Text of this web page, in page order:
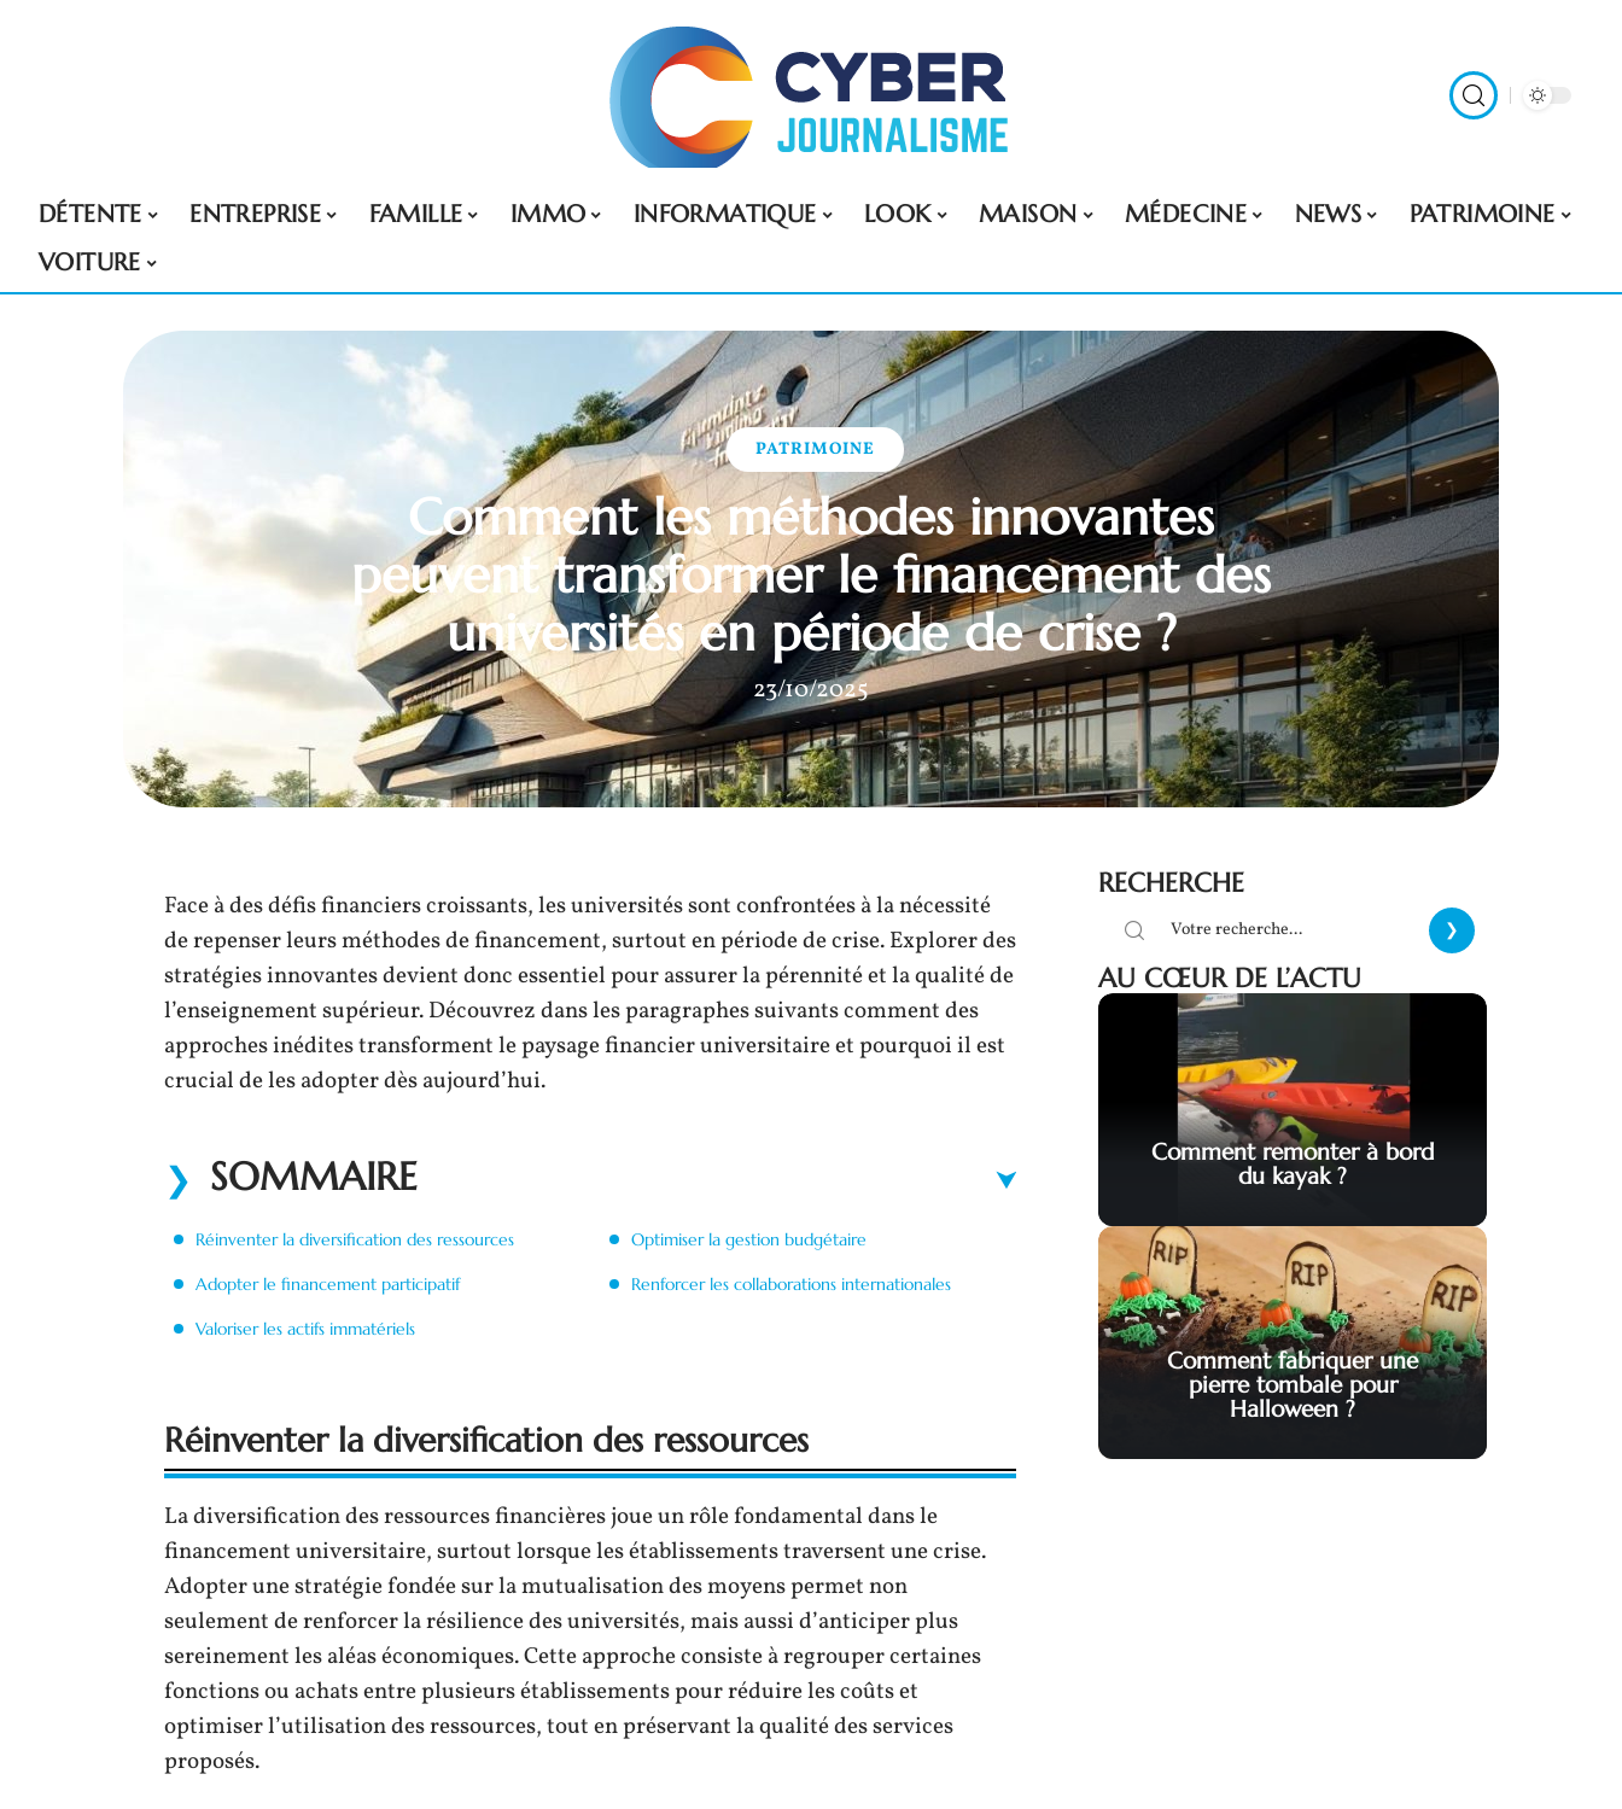
DÉTENTE ENTREPRISE FAMILLE IMMO INFORMATIQUE LOOK MAISON MÉDECINE NEWS
PATRIMOINE
VOITURE
PATRIMOINE
Comment les méthodes innovantes
peuvent transformer le financement des
universités en période de crise ?
23/10/2025
Face à des défis financiers croissants, les universités sont confrontées à la nécessité
de repenser leurs méthodes de financement, surtout en période de crise. Explorer des
stratégies innovantes devient donc essentiel pour assurer la pérennité et la qualité de
l’enseignement supérieur. Découvrez dans les paragraphes suivants comment des
approches inédites transforment le paysage financier universitaire et pourquoi il est
crucial de les adopter dès aujourd’hui.
SOMMAIRE
Réinventer la diversification des ressources
Adopter le financement participatif
Valoriser les actifs immatériels
Optimiser la gestion budgétaire
Renforcer les collaborations internationales
Réinventer la diversification des ressources
La diversification des ressources financières joue un rôle fondamental dans le
financement universitaire, surtout lorsque les établissements traversent une crise.
Adopter une stratégie fondée sur la mutualisation des moyens permet non
seulement de renforcer la résilience des universités, mais aussi d’anticiper plus
sereinement les aléas économiques. Cette approche consiste à regrouper certaines
fonctions ou achats entre plusieurs établissements pour réduire les coûts et
optimiser l’utilisation des ressources, tout en préservant la qualité des services
proposés.
RECHERCHE
AU CŒUR DE L’ACTU
Comment remonter à bord
du kayak ?
Comment fabriquer une
pierre tombale pour
Halloween ?